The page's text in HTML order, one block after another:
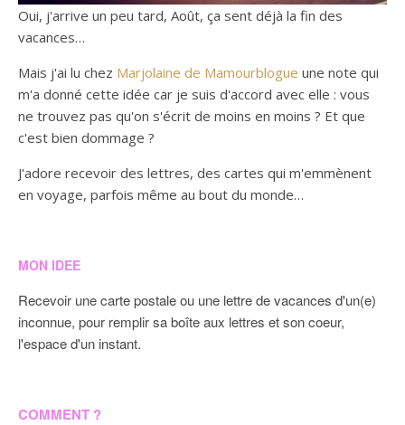
Oui, j'arrive un peu tard, Août, ça sent déjà la fin des
vacances…
Mais j'ai lu chez Marjolaine de Mamourblogue une note qui
m'a donné cette idée car je suis d'accord avec elle : vous
ne trouvez pas qu'on s'écrit de moins en moins ? Et que
c'est bien dommage ?
J'adore recevoir des lettres, des cartes qui m'emmènent
en voyage, parfois même au bout du monde…
MON IDEE
Recevoir une carte postale ou une lettre de vacances d'un(e)
inconnue, pour remplir sa boîte aux lettres et son coeur,
l'espace d'un instant.
COMMENT ?